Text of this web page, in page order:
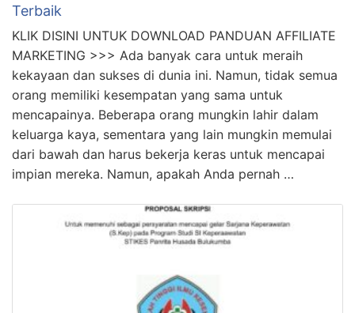
Terbaik
KLIK DISINI UNTUK DOWNLOAD PANDUAN AFFILIATE
MARKETING >>> Ada banyak cara untuk meraih
kekayaan dan sukses di dunia ini. Namun, tidak semua
orang memiliki kesempatan yang sama untuk
mencapainya. Beberapa orang mungkin lahir dalam
keluarga kaya, sementara yang lain mungkin memulai
dari bawah dan harus bekerja keras untuk mencapai
impian mereka. Namun, apakah Anda pernah …